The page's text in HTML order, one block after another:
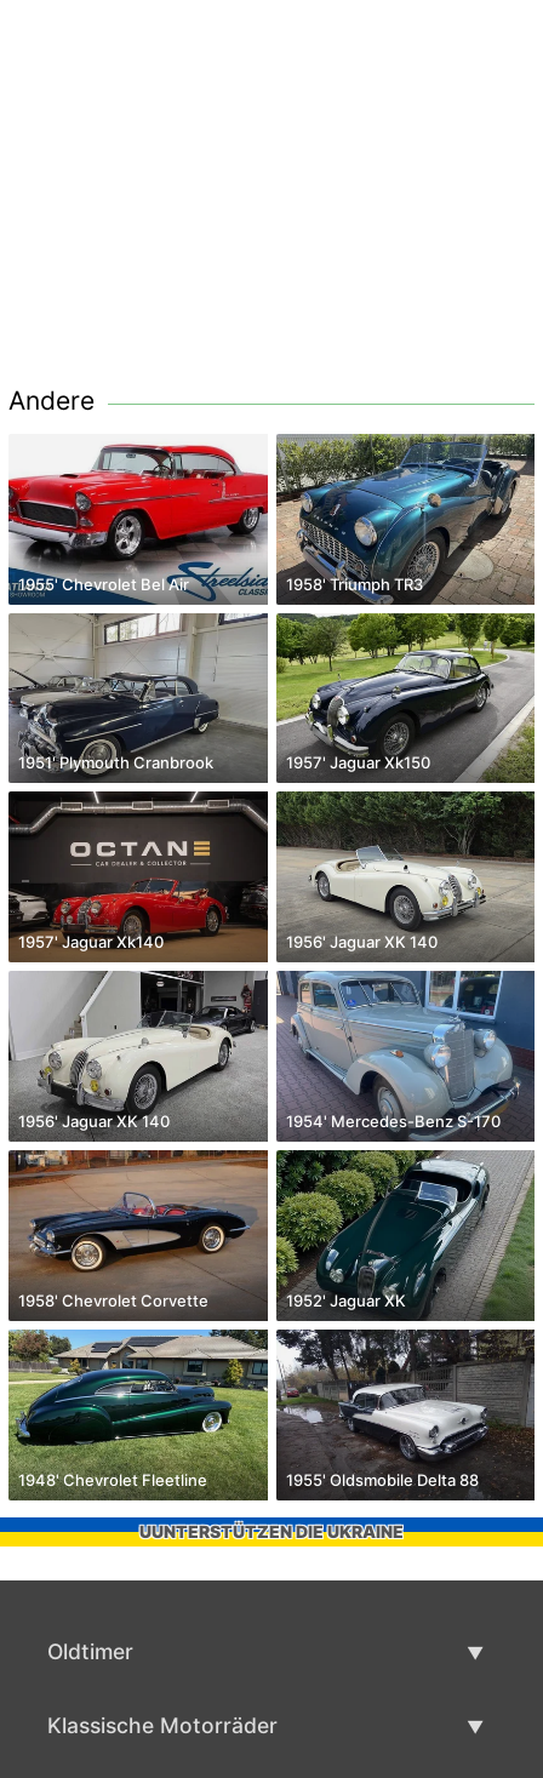
Andere
1955' Chevrolet Bel Air 1958' Triumph TR3
1951' Plymouth Cranbrook 1957' Jaguar Xk150
1957' Jaguar Xk140 1956' Jaguar XK 140
1956' Jaguar XK 140 1954' Mercedes-Benz S-170
1958' Chevrolet Corvette 1952' Jaguar XK
1948' Chevrolet Fleetline 1955' Oldsmobile Delta 88
UUNTERSTÜTZEN DIE UKRAINE
Oldtimer
Klassische Motorräder